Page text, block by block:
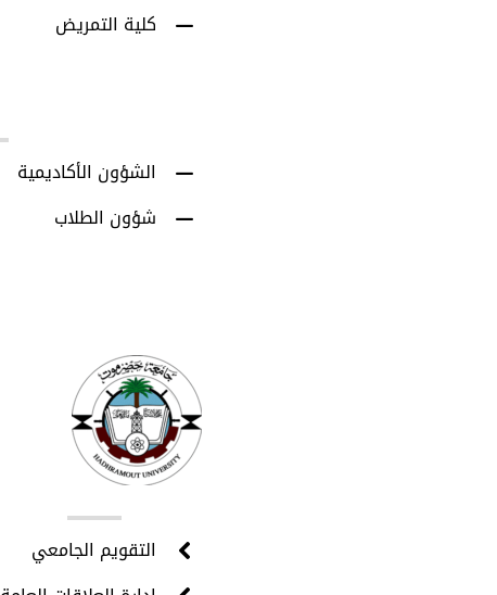
كلية التمريض
الشؤون الأكاديمية
شؤون الطلاب
التقويم الجامعي